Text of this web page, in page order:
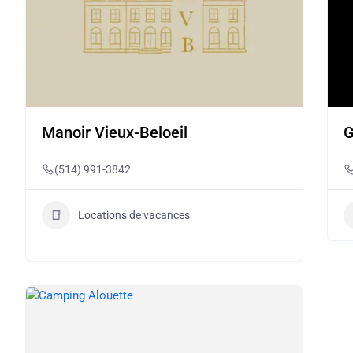
Manoir Vieux-Beloeil
(514) 991-3842
Locations de vacances